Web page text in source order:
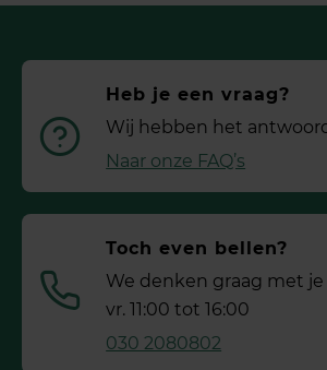
Heb je een vraag?
Wij hebben het
Naar onze FAQ’s
Toch even bellen?
We denken graag met
vr. 11:00 tot 16:00
030 2080802